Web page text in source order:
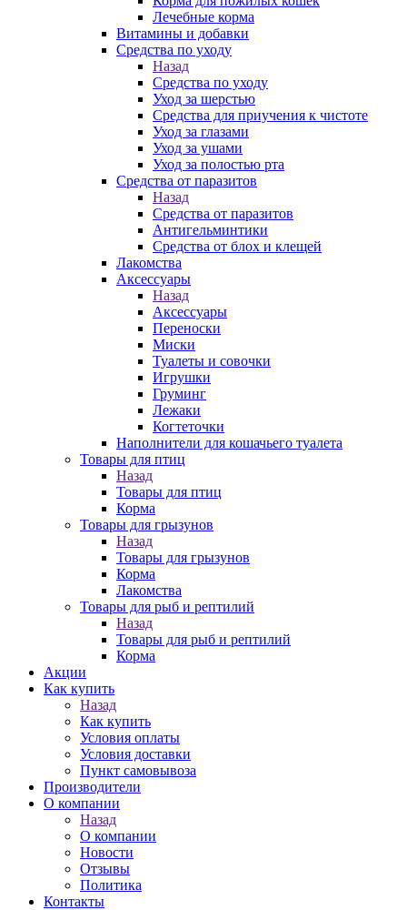
Лечебные корма
Витамины и добавки
Средства по уходу
Назад
Средства по уходу
Уход за шерстью
Средства для приучения к чистоте
Уход за глазами
Уход за ушами
Уход за полостью рта
Средства от паразитов
Назад
Средства от паразитов
Антигельминтики
Средства от блох и клещей
Лакомства
Аксессуары
Назад
Аксессуары
Переноски
Миски
Туалеты и совочки
Игрушки
Груминг
Лежаки
Когтеточки
Наполнители для кошачьего туалета
Товары для птиц
Назад
Товары для птиц
Корма
Товары для грызунов
Назад
Товары для грызунов
Корма
Лакомства
Товары для рыб и рептилий
Назад
Товары для рыб и рептилий
Корма
Акции
Как купить
Назад
Как купить
Условия оплаты
Условия доставки
Пункт самовывоза
Производители
О компании
Назад
О компании
Новости
Отзывы
Политика
Контакты